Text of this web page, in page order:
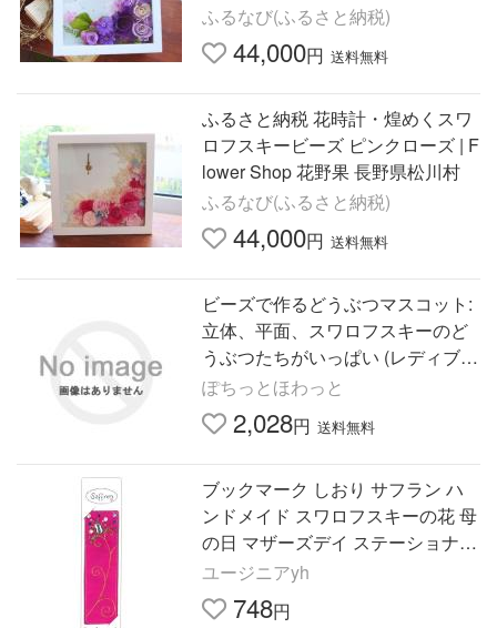
ふるなび(ふるさと納税)
44,000円 送料無料
ふるさと納税 花時計・煌めくスワ
ロフスキービーズ ピンクローズ | F
lower Shop 花野果 長野県松川村
ふるなび(ふるさと納税)
44,000円 送料無料
ビーズで作るどうぶつマスコット:
立体、平面、スワロフスキーのど
うぶつたちがいっぱい (レディブテ
ィックシリーズ no. 1898)
ぽちっとほわっと
2,028円 送料無料
ブックマーク しおり サフラン ハ
ンドメイド スワロフスキーの花 母
の日 マザーズデイ ステーショナリ
ー 文房具 刺繍 ビーズ おしゃれ 新
生活
ユージニアyh
748円